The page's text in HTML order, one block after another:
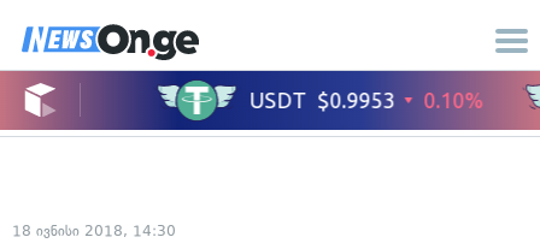
18 ივნისი 2018, 14:30